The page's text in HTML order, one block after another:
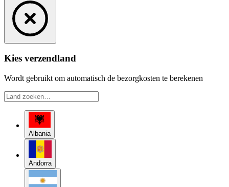
Kies verzendland
Wordt gebruikt om automatisch de bezorgkosten te berekenen
Albania
Andorra